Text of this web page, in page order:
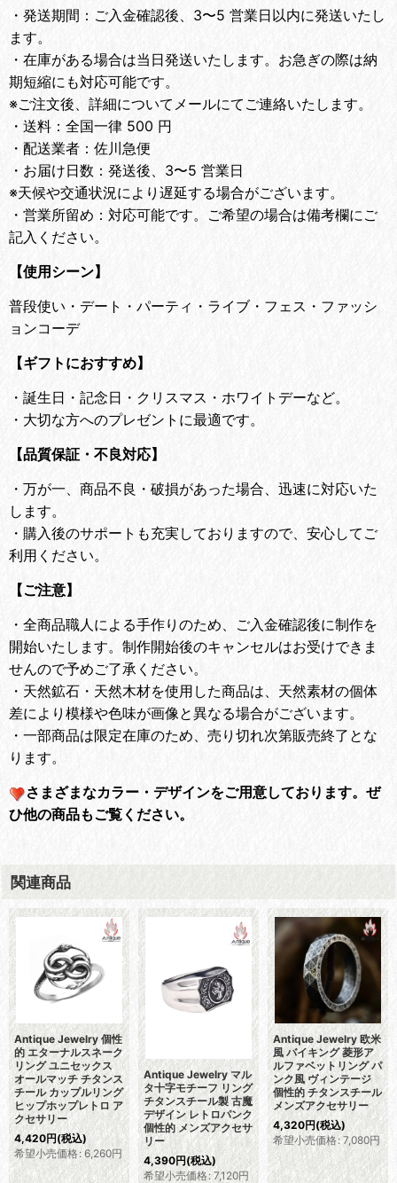
・ 発送期間：ご入金確認後、3〜5 営業日以内に発送いたし
ます。
・ 在庫がある場合は当日発送いたします。お急ぎの際は納
期短縮にも対応可能です。
※ご注文後、詳細についてメールにてご連絡いたします。
・ 送料：全国一律 500 円
・ 配送業者：佐川急便
・ お届け日数：発送後、3〜5 営業日
※天候や交通状況により遅延する場合がございます。
・ 営業所留め：対応可能です。ご希望の場合は備考欄にご
記入ください。
【使用シーン】
普段使い・デート・パーティ・ライブ・フェス・ファッシ
ョンコーデ
【ギフトにおすすめ】
・ 誕生日・記念日・クリスマス・ホワイトデーなど。
・ 大切な方へのプレゼントに最適です。
【品質保証・不良対応】
・ 万が一、商品不良・破損があった場合、迅速に対応いた
します。
・ 購入後のサポートも充実しておりますので、安心してご
利用ください。
【ご注意】
・全商品職人による手作りのため、ご入金確認後に制作を
開始いたします。 制作開始後のキャンセルはお受けできま
せんので予めご了承ください。
・天然鉱石・天然木材を使用した商品は、天然素材の個体
差により模様や色味が画像と異なる場合がございます。
・一部商品は限定在庫のため、売り切れ次第販売終了とな
ります。
さまざまなカラー・デザインをご用意しております。 ぜ
ひ他の商品もご覧ください。
関連商品
Antique Jewelry 個性
的 エターナルスネーク
リング ユニセックス
オールマッチ チタンス
チール カップルリング
ヒップホップレトロ ア
クセサリー
4,420円(税込)
希望小売価格: 6,260円
Antique Jewelry マル
タ十字モチーフ リング
チタンスチール製 古魔
デザイン レトロパンク
個性的 メンズアクセサ
リー
4,390円(税込)
希望小売価格: 7,120円
Antique Jewelry 欧米
風 バイキング 菱形ア
ルファベットリング パ
ンク風 ヴィンテージ
個性的 チタンスチール
メンズアクセサリー
4,320円(税込)
希望小売価格: 7,080円